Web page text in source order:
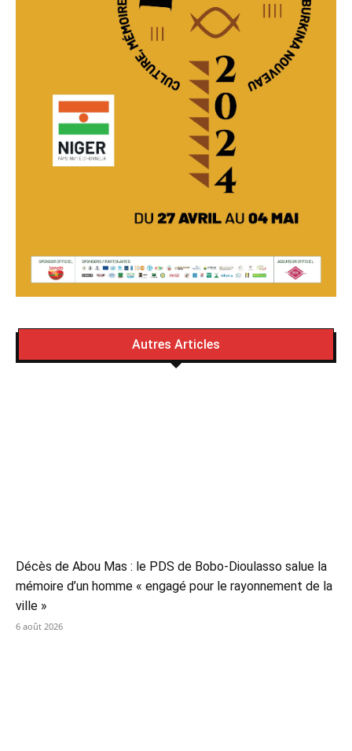
Autres Articles
Décès de Abou Mas : le PDS de Bobo-Dioulasso salue la
mémoire d’un homme « engagé pour le rayonnement de la
ville »
6 août 2026